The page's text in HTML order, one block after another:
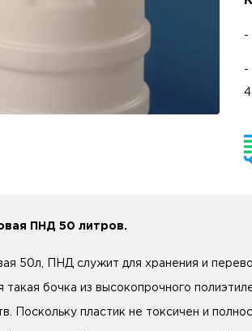
-
-
ПНД 50 литров.
50л, ПНД служит для хранения и
такая бочка из высокопрочного
Поскольку пластик не токсичен и